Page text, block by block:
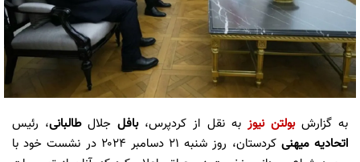
به گزارش بولتن نیوز به نقل از کردپرس،بافل جلالطالبانی، رئیس
اتحادیه میهنی
کردستان، روز شنبه ۲۱ دسامبر ۲۰۲۴ در نشست خود با